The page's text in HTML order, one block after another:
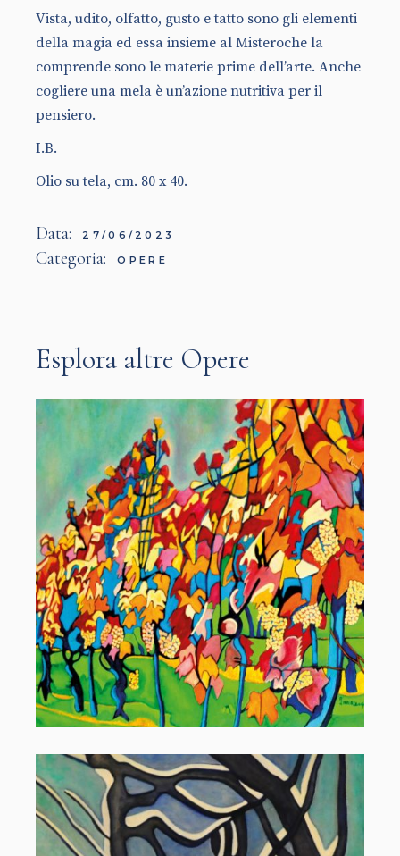
Vista, udito, olfatto, gusto e tatto sono gli elementi
della magia ed essa insieme al Misteroche la
comprende sono le materie prime dell’arte. Anche
cogliere una mela è un’azione nutritiva per il
pensiero.
I.B.
Olio su tela, cm. 80 x 40.
Data: 27/06/2023
Categoria: OPERE
Esplora altre Opere